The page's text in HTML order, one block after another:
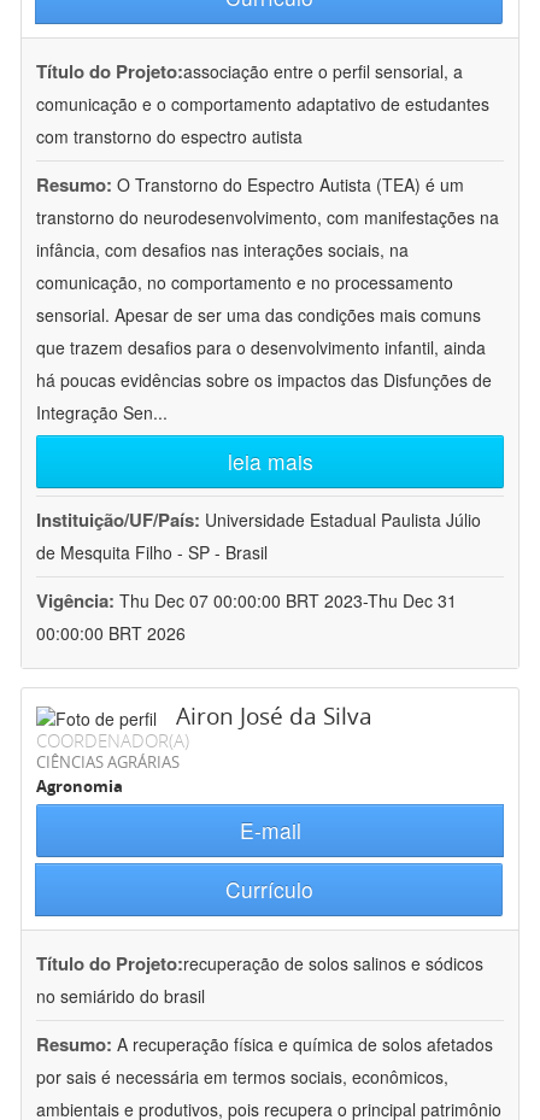
Título do Projeto:associação entre o perfil sensorial, a
comunicação e o comportamento adaptativo de estudantes
com transtorno do espectro autista
Resumo: O Transtorno do Espectro Autista (TEA) é um
transtorno do neurodesenvolvimento, com manifestações na
infância, com desafios nas interações sociais, na
comunicação, no comportamento e no processamento
sensorial. Apesar de ser uma das condições mais comuns
que trazem desafios para o desenvolvimento infantil, ainda
há poucas evidências sobre os impactos das Disfunções de
Integração Sen...
leia mais
Instituição/UF/País: Universidade Estadual Paulista Júlio
de Mesquita Filho - SP - Brasil
Vigência: Thu Dec 07 00:00:00 BRT 2023-Thu Dec 31
00:00:00 BRT 2026
Airon José da Silva
COORDENADOR(A)
CIÊNCIAS AGRÁRIAS
Agronomia
E-mail
Currículo
Título do Projeto:recuperação de solos salinos e sódicos
no semiárido do brasil
Resumo: A recuperação física e química de solos afetados
por sais é necessária em termos sociais, econômicos,
ambientais e produtivos, pois recupera o principal patrimônio